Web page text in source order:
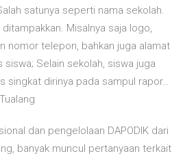
satunya seperti nama sekolah.
Misalnya saja logo,
nomor telepon, bahkan juga alamat
siswa; Selain sekolah, siswa juga
singkat dirinya pada sampul rapor…
dan pengelolaan DAPODIK dari
banyak muncul pertanyaan terkait